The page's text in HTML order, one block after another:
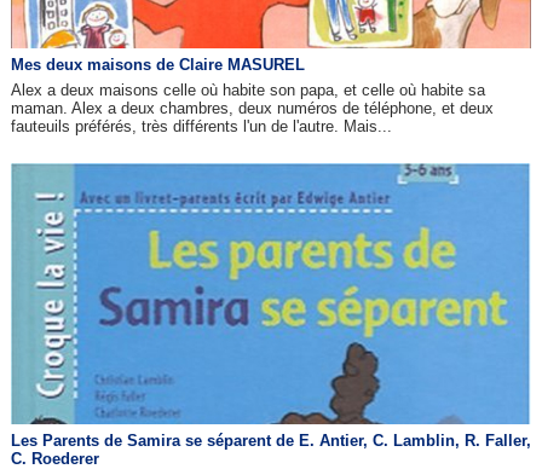
Mes deux maisons de Claire MASUREL
Alex a deux maisons celle où habite son papa, et celle où habite sa
maman. Alex a deux chambres, deux numéros de téléphone, et deux
fauteuils préférés, très différents l'un de l'autre. Mais...
Les Parents de Samira se séparent de E. Antier, C. Lamblin, R. Faller,
C. Roederer